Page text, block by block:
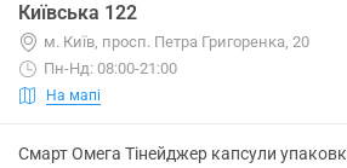
Київська 122
м. Київ, просп. Петра Григоренка, 20
Пн-Нд: 08:00-21:00
На мапі
Смарт Омега Тінейджер капсули